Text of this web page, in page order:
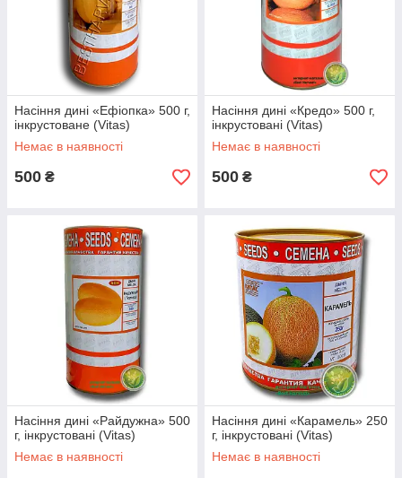
Насіння дині «Ефіопка» 500 г,
інкрустоване (Vitas)
Немає в наявності
500 ₴
Насіння дині «Кредо» 500 г,
інкрустовані (Vitas)
Немає в наявності
500 ₴
Насіння дині «Райдужна» 500
г, інкрустовані (Vitas)
Немає в наявності
Насіння дині «Карамель» 250
г, інкрустовані (Vitas)
Немає в наявності